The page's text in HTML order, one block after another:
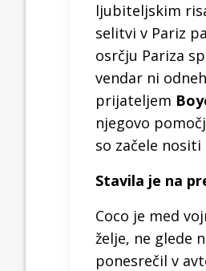
ljubiteljskim
selitvi v Pariz
osrčju Pariza
vendar ni
prijateljem
njegovo
so začele
Stavila je na
Coco je med
želje, ne glede
ponesrečil v